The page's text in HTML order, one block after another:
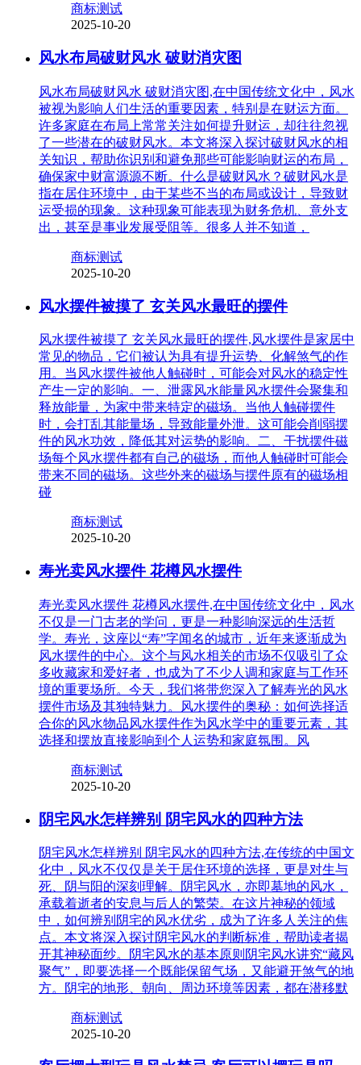
商标测试
2025-10-20
风水布局破财风水 破财消灾图
风水布局破财风水 破财消灾图,在中国传统文化中，风水
被视为影响人们生活的重要因素，特别是在财运方面。
许多家庭在布局上常常关注如何提升财运，却往往忽视
了一些潜在的破财风水。本文将深入探讨破财风水的相
关知识，帮助你识别和避免那些可能影响财运的布局，
确保家中财富源源不断。什么是破财风水？破财风水是
指在居住环境中，由于某些不当的布局或设计，导致财
运受损的现象。这种现象可能表现为财务危机、意外支
出，甚至是事业发展受阻等。很多人并不知道，
商标测试
2025-10-20
风水摆件被摸了 玄关风水最旺的摆件
风水摆件被摸了 玄关风水最旺的摆件,风水摆件是家居中
常见的物品，它们被认为具有提升运势、化解煞气的作
用。当风水摆件被他人触碰时，可能会对风水的稳定性
产生一定的影响。一、泄露风水能量风水摆件会聚集和
释放能量，为家中带来特定的磁场。当他人触碰摆件
时，会打乱其能量场，导致能量外泄。这可能会削弱摆
件的风水功效，降低其对运势的影响。二、干扰摆件磁
场每个风水摆件都有自己的磁场，而他人触碰时可能会
带来不同的磁场。这些外来的磁场与摆件原有的磁场相
碰
商标测试
2025-10-20
寿光卖风水摆件 花樽风水摆件
寿光卖风水摆件 花樽风水摆件,在中国传统文化中，风水
不仅是一门古老的学问，更是一种影响深远的生活哲
学。寿光，这座以“寿”字闻名的城市，近年来逐渐成为
风水摆件的中心。这个与风水相关的市场不仅吸引了众
多收藏家和爱好者，也成为了不少人调和家庭与工作环
境的重要场所。今天，我们将带您深入了解寿光的风水
摆件市场及其独特魅力。风水摆件的奥秘：如何选择适
合你的风水物品风水摆件作为风水学中的重要元素，其
选择和摆放直接影响到个人运势和家庭氛围。风
商标测试
2025-10-20
阴宅风水怎样辨别 阴宅风水的四种方法
阴宅风水怎样辨别 阴宅风水的四种方法,在传统的中国文
化中，风水不仅仅是关于居住环境的选择，更是对生与
死、阴与阳的深刻理解。阴宅风水，亦即墓地的风水，
承载着逝者的安息与后人的繁荣。在这片神秘的领域
中，如何辨别阴宅的风水优劣，成为了许多人关注的焦
点。本文将深入探讨阴宅风水的判断标准，帮助读者揭
开其神秘面纱。阴宅风水的基本原则阴宅风水讲究“藏风
聚气”，即要选择一个既能保留气场，又能避开煞气的地
方。阴宅的地形、朝向、周边环境等因素，都在潜移默
商标测试
2025-10-20